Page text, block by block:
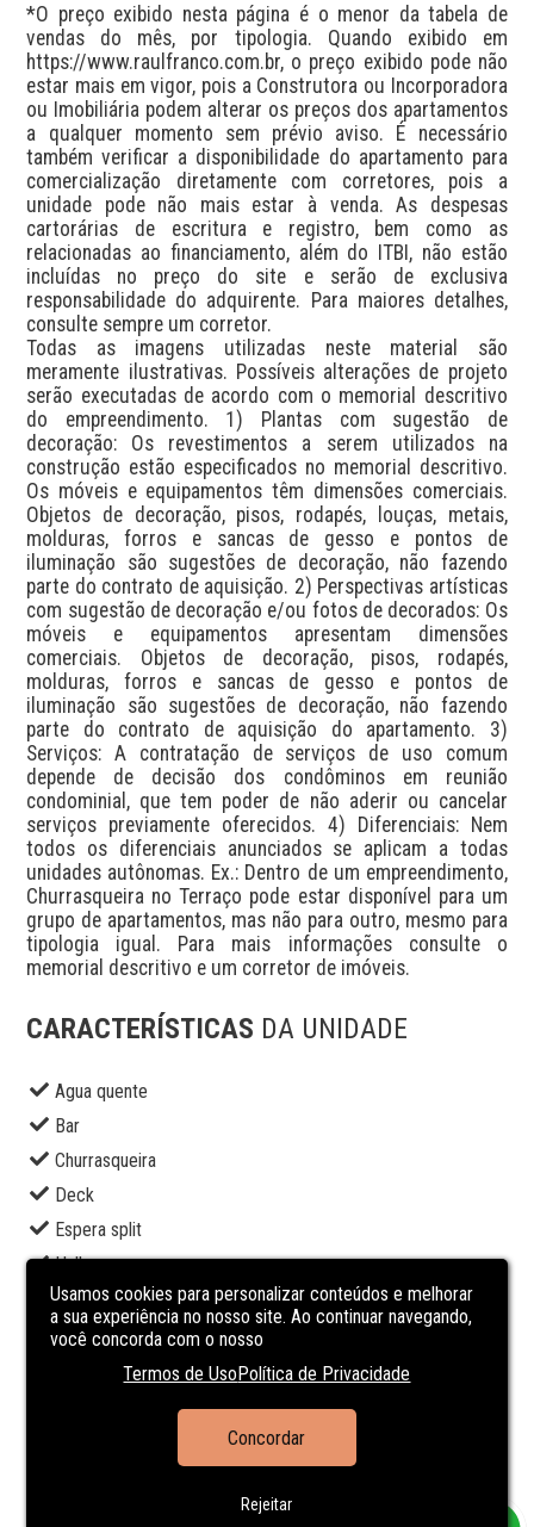
*O preço exibido nesta página é o menor da tabela de
vendas do mês, por tipologia. Quando exibido em
https://www.raulfranco.com.br, o preço exibido pode não
estar mais em vigor, pois a Construtora ou Incorporadora
ou Imobiliária podem alterar os preços dos apartamentos
a qualquer momento sem prévio aviso. É necessário
também verificar a disponibilidade do apartamento para
comercialização diretamente com corretores, pois a
unidade pode não mais estar à venda. As despesas
cartorárias de escritura e registro, bem como as
relacionadas ao financiamento, além do ITBI, não estão
incluídas no preço do site e serão de exclusiva
responsabilidade do adquirente. Para maiores detalhes,
consulte sempre um corretor.
Todas as imagens utilizadas neste material são
meramente ilustrativas. Possíveis alterações de projeto
serão executadas de acordo com o memorial descritivo
do empreendimento. 1) Plantas com sugestão de
decoração: Os revestimentos a serem utilizados na
construção estão especificados no memorial descritivo.
Os móveis e equipamentos têm dimensões comerciais.
Objetos de decoração, pisos, rodapés, louças, metais,
molduras, forros e sancas de gesso e pontos de
iluminação são sugestões de decoração, não fazendo
parte do contrato de aquisição. 2) Perspectivas artísticas
com sugestão de decoração e/ou fotos de decorados: Os
móveis e equipamentos apresentam dimensões
comerciais. Objetos de decoração, pisos, rodapés,
molduras, forros e sancas de gesso e pontos de
iluminação são sugestões de decoração, não fazendo
parte do contrato de aquisição do apartamento. 3)
Serviços: A contratação de serviços de uso comum
depende de decisão dos condôminos em reunião
condominial, que tem poder de não aderir ou cancelar
serviços previamente oferecidos. 4) Diferenciais: Nem
todos os diferenciais anunciados se aplicam a todas
unidades autônomas. Ex.: Dentro de um empreendimento,
Churrasqueira no Terraço pode estar disponível para um
grupo de apartamentos, mas não para outro, mesmo para
tipologia igual. Para mais informações consulte o
memorial descritivo e um corretor de imóveis.
CARACTERÍSTICAS DA UNIDADE
Agua quente
Bar
Churrasqueira
Deck
Espera split
Hall
Hidrometro Individual
Interfone
Usamos cookies para personalizar conteúdos e melhorar
a sua experiência no nosso site. Ao continuar navegando,
você concorda com o nosso
Termos de UsoPolítica de Privacidade
Concordar
Rejeitar